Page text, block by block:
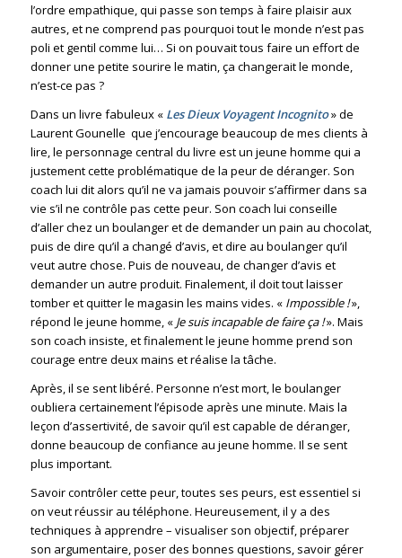
l’ordre empathique, qui passe son temps à faire plaisir aux
autres, et ne comprend pas pourquoi tout le monde n’est pas
poli et gentil comme lui… Si on pouvait tous faire un effort de
donner une petite sourire le matin, ça changerait le monde,
n’est-ce pas ?
Dans un livre fabuleux « Les Dieux Voyagent Incognito» de
Laurent Gounelle que j’encourage beaucoup de mes clients à
lire, le personnage central du livre est un jeune homme qui a
justement cette problématique de la peur de déranger. Son
coach lui dit alors qu’il ne va jamais pouvoir s’affirmer dans sa
vie s’il ne contrôle pas cette peur. Son coach lui conseille
d’aller chez un boulanger et de demander un pain au chocolat,
puis de dire qu’il a changé d’avis, et dire au boulanger qu’il
veut autre chose. Puis de nouveau, de changer d’avis et
demander un autre produit. Finalement, il doit tout laisser
tomber et quitter le magasin les mains vides. « Impossible !»,
répond le jeune homme, «Je suis incapable de faire ça !». Mais
son coach insiste, et finalement le jeune homme prend son
courage entre deux mains et réalise la tâche.
Après, il se sent libéré. Personne n’est mort, le boulanger
oubliera certainement l’épisode après une minute. Mais la
leçon d’assertivité, de savoir qu’il est capable de déranger,
donne beaucoup de confiance au jeune homme. Il se sent
plus important.
Savoir contrôler cette peur, toutes ses peurs, est essentiel si
on veut réussir au téléphone. Heureusement, il y a des
techniques à apprendre – visualiser son objectif, préparer
son argumentaire, poser des bonnes questions, savoir gérer